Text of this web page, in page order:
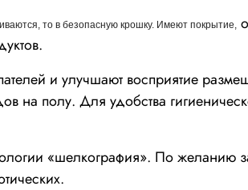
то в безопасную крошку. Имеют покрытие,
и улучшают восприятие
на полу. Для удобства
«шелкография». По желанию